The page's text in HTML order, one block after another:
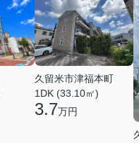
久留米市津福本町
1DK (33.10㎡)
3.7万円